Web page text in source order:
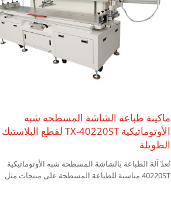
ماكينة طباعة الشاشة المسطحة شبه
الأوتوماتيكية TX-40220ST لقطع البلاستيك
الطويلة
تُعدّ آلة الطباعة بالشاشة المسطحة شبه الأوتوماتيكية
40220ST مناسبة للطباعة المسطحة على منتجات مثل